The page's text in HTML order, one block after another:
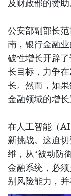
及财政部的赞助
公安部副部长
南，银行金融
破性增长开辟
长目标，力争
长。然而，如
金融领域的增长
在人工智能（
新挑战。这迫
维，从“被动防
金融系统，必
别风险能力，并